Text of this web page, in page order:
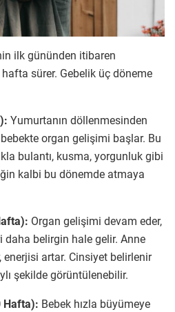
ilk gününden itibaren
hafta sürer. Gebelik üç döneme
Yumurtanın döllenmesinden
organ gelişimi başlar. Bu
bulantı, kusma, yorgunluk gibi
kalbi bu dönemde atmaya
Organ gelişimi devam eder,
daha belirgin hale gelir. Anne
enerjisi artar. Cinsiyet belirlenir
şekilde görüntülenebilir.
Hafta): Bebek hızla büyümeye